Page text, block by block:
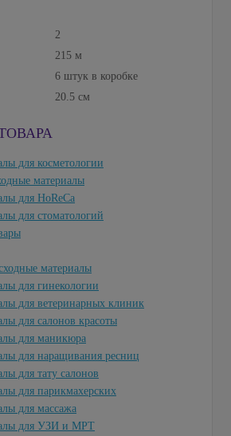
2
215 м
6 штук в коробке
20.5 см
для косметологии
материалы
для HoReCa
для стоматологий
материалы
для гинекологии
для ветеринарных клиник
для салонов красоты
для маникюра
для наращивания ресниц
для тату салонов
для парикмахерских
для массажа
для УЗИ и МРТ